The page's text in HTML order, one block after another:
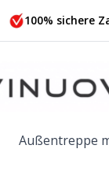
100% sichere
Außentreppe